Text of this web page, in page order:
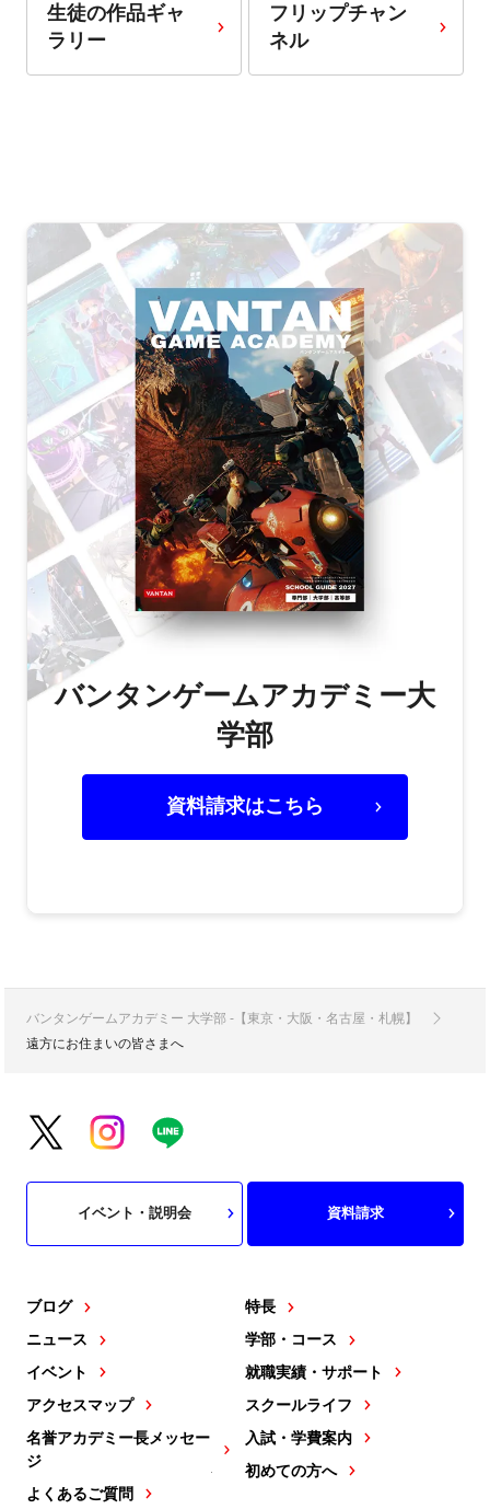
生徒の作品ギャ
ラリー
フリップチャン
ネル
バンタンゲームアカデミー大
学部
資料請求はこちら
バンタンゲームアカデミー 大学部 -【東京・大阪・名古屋・札幌】
遠方にお住まいの皆さまへ
ブログ
ニュース
イベント
アクセスマップ
名誉アカデミー長メッセー
ジ
よくあるご質問
特長
学部・コース
就職実績・サポート
スクールライフ
入試・学費案内
初めての方へ
イベント・説明会 資料請求